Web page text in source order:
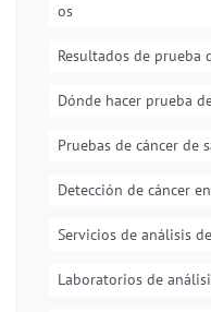
os
Resultados de prueba
Dónde hacer prueba
Pruebas de cáncer de
Detección de cáncer
Servicios de análisis
Laboratorios de